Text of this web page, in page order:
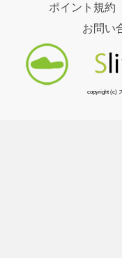
ポイント規約
お問い
copyright (c)